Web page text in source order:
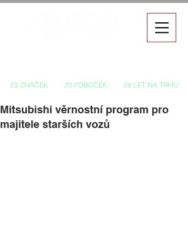
23 ZNAČEK 20 POBOČEK 28 LET NA TRHU
Mitsubishi věrnostní program pro
majitele starších vozů